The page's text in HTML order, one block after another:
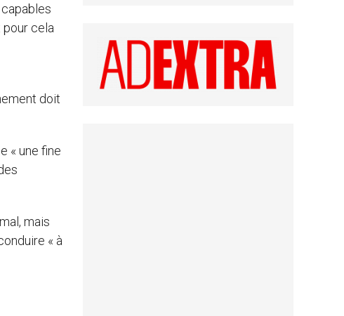
pour cela
doit
« une fine
mais
« à